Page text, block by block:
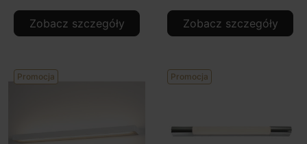
Zobacz szczegóły Zobacz szczegóły
Promocja Promocja